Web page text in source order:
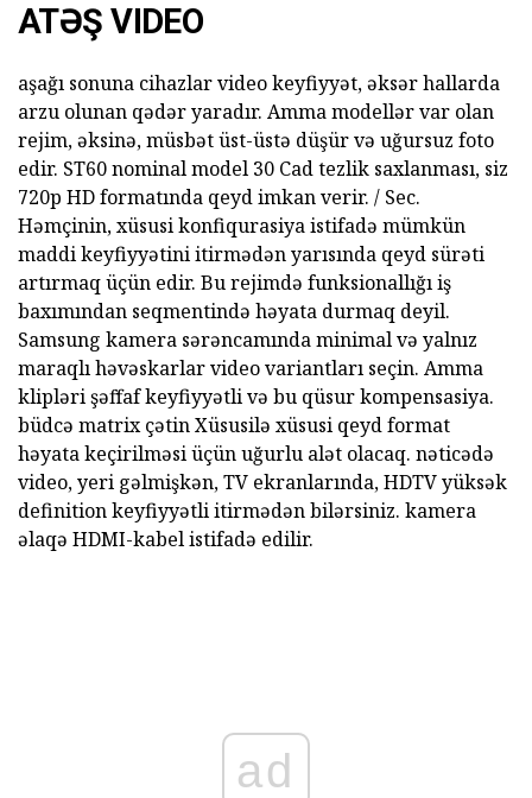
ATƏŞ VIDEO
aşağı sonuna cihazlar video keyfiyyət, əksər hallarda
arzu olunan qədər yaradır. Amma modellər var olan
rejim, əksinə, müsbət üst-üstə düşür və uğursuz foto
edir. ST60 nominal model 30 Cad tezlik saxlanması, siz
720p HD formatında qeyd imkan verir. / Sec.
Həmçinin, xüsusi konfiqurasiya istifadə mümkün
maddi keyfiyyətini itirmədən yarısında qeyd sürəti
artırmaq üçün edir. Bu rejimdə funksionallığı iş
baxımından seqmentində həyata durmaq deyil.
Samsung kamera sərəncamında minimal və yalnız
maraqlı həvəskarlar video variantları seçin. Amma
klipləri şəffaf keyfiyyətli və bu qüsur kompensasiya.
büdcə matrix çətin Xüsusilə xüsusi qeyd format
həyata keçirilməsi üçün uğurlu alət olacaq. nəticədə
video, yeri gəlmişkən, TV ekranlarında, HDTV yüksək
definition keyfiyyətli itirmədən bilərsiniz. kamera
əlaqə HDMI-kabel istifadə edilir.
ad